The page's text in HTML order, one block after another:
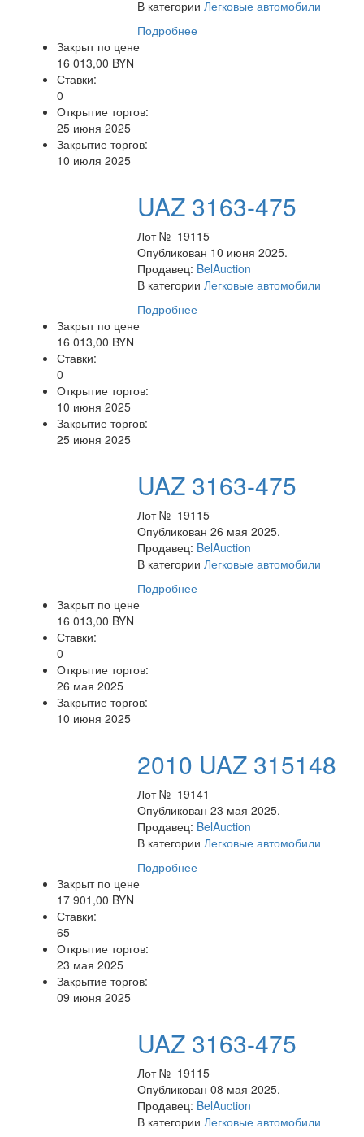
В категорииЛегковые автомобили
Подробнее
Закрыт по цене
16 013,00 BYN
Ставки:
0
Открытие торгов:
25 июня 2025
Закрытие торгов:
10 июля 2025
UAZ 3163-475
Лот № 19115
Опубликован 10 июня 2025.
Продавец: BelAuction
В категорииЛегковые автомобили
Подробнее
Закрыт по цене
16 013,00 BYN
Ставки:
0
Открытие торгов:
10 июня 2025
Закрытие торгов:
25 июня 2025
UAZ 3163-475
Лот № 19115
Опубликован 26 мая 2025.
Продавец: BelAuction
В категорииЛегковые автомобили
Подробнее
Закрыт по цене
16 013,00 BYN
Ставки:
0
Открытие торгов:
26 мая 2025
Закрытие торгов:
10 июня 2025
2010 UAZ 315148
Лот № 19141
Опубликован 23 мая 2025.
Продавец: BelAuction
В категорииЛегковые автомобили
Подробнее
Закрыт по цене
17 901,00 BYN
Ставки:
65
Открытие торгов:
23 мая 2025
Закрытие торгов:
09 июня 2025
UAZ 3163-475
Лот № 19115
Опубликован 08 мая 2025.
Продавец: BelAuction
В категорииЛегковые автомобили